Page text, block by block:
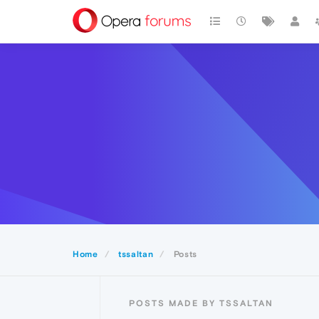
Home tssaltan Posts
POSTS MADE BY TSSALTAN